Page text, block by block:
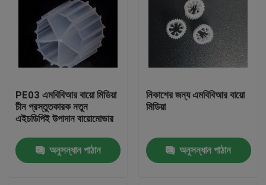
PE03 এমবিবিআর বায়ো মিডিয়া
চীন প্রস্তুতকারক নতুন
এইচডিপিই উপাদান বায়োমোভার
অনুসন্ধান পাঠান
নিকাশের জন্য এমবিবিআর বায়ো
মিডিয়া
অনুসন্ধান পাঠান